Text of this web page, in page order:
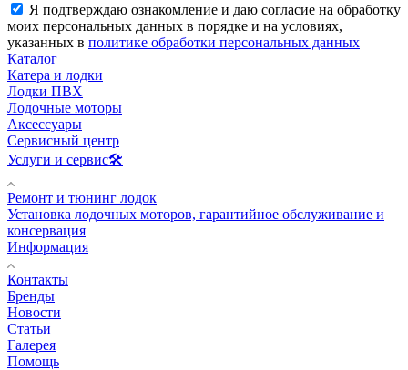
Я подтверждаю ознакомление и даю согласие на обработку
моих персональных данных в порядке и на условиях,
указанных в политике обработки персональных данных
Каталог
Катера и лодки
Лодки ПВХ
Лодочные моторы
Аксессуары
Сервисный центр
Услуги и сервис🛠️
Ремонт и тюнинг лодок
Установка лодочных моторов, гарантийное обслуживание и
консервация
Информация
Контакты
Бренды
Новости
Статьи
Галерея
Помощь